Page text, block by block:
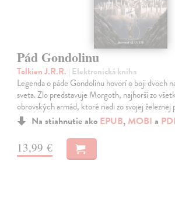
Pád Gondolinu
Tolkien J.R.R. | Elektronická kniha
Legenda o páde Gondolinu hovorí o boji dvoch
sveta. Zlo predstavuje Morgoth, najhorší zo
obrovských armád, ktoré riadi zo svojej železnej
Na stiahnutie ako EPUB, MOBI a
13,99 €